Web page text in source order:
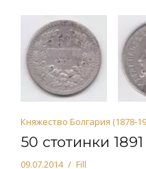
Княжество Болгария (1878-
50 стотинки
09.07.2014 Fill